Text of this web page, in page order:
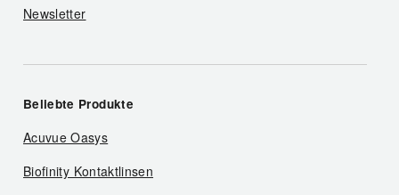
Newsletter
Beliebte Produkte
Acuvue Oasys
Biofinity Kontaktlinsen